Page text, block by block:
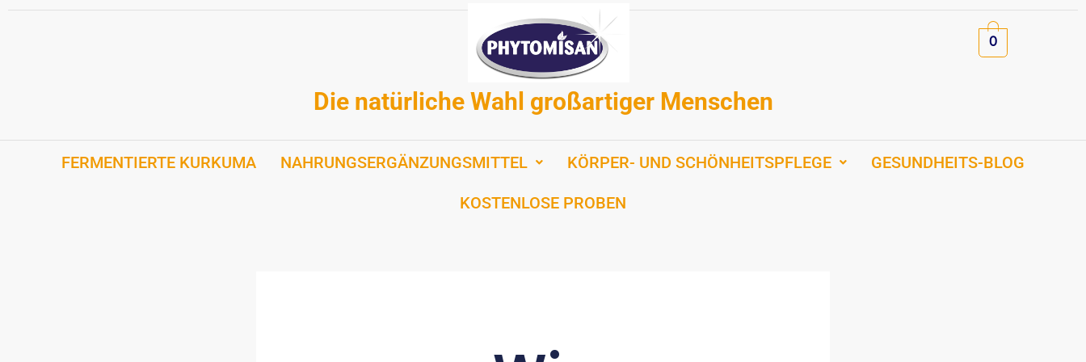
Zum
0
Die natürliche Wahl großartiger Menschen
FERMENTIERTE KURKUMA NAHRUNGSERGÄNZUNGSMITTEL KÖRPER- UND SCHÖNHEITSPFLEGE GESUNDHEITS-BLOG
KOSTENLOSE PROBEN